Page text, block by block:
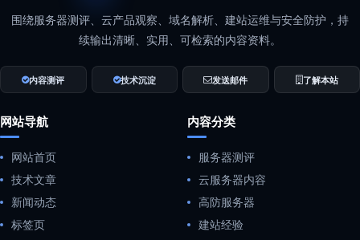
围绕服务器测评、云产品观察、域名解析、建站运维与安全防护，持
续输出清晰、实用、可检索的内容资料。
内容测评 技术沉淀 发送邮件 了解本站
网站导航
网站首页
技术文章
新闻动态
标签页
内容分类
服务器测评
云服务器内容
高防服务器
建站经验